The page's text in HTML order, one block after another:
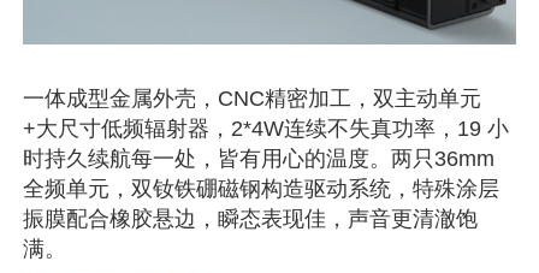
一体成型金属外壳，CNC精密加工，双主动单元
+大尺寸低频辐射器，2*4W连续不失真功率，19 小
时持久续航每一处，皆有用心的温度。两只36mm
全频单元，双钕铁硼磁钢构造驱动系统，特殊涂层
振膜配合橡胶悬边，瞬态表现佳，声音更清澈饱
满。